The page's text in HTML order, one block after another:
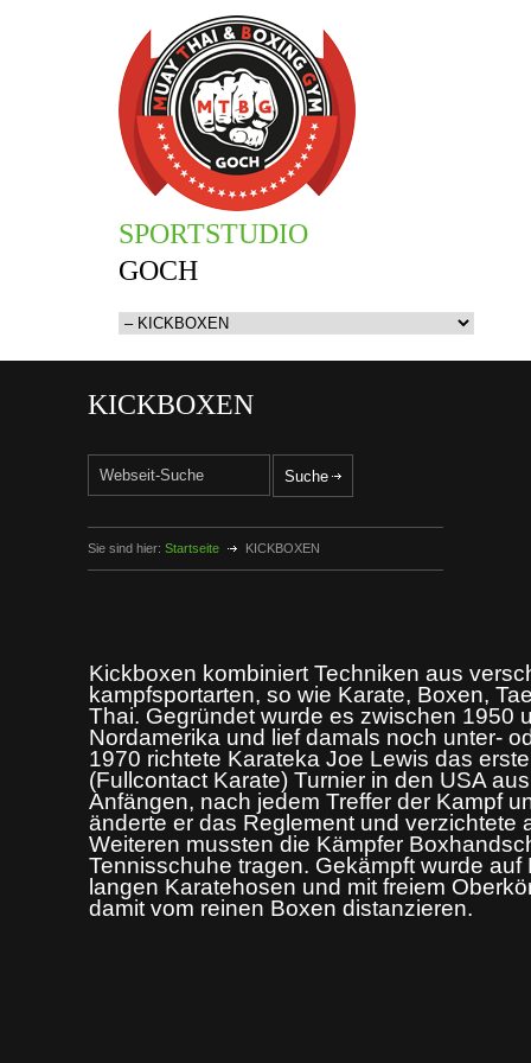
SPORTSTUDIO
GOCH
KICKBOXEN
Sie sind hier: Startseite KICKBOXEN
Kickboxen kombiniert Techniken aus
kampfsportarten, so wie Karate, Boxen,
Thai. Gegründet wurde es zwischen 1950
Nordamerika und lief damals noch unter-
1970 richtete Karateka Joe Lewis das erste
(Fullcontact Karate) Turnier in den USA
Anfängen, nach jedem Treffer der Kampf
änderte er das Reglement und verzichtete
Weiteren mussten die Kämpfer
Tennisschuhe tragen. Gekämpft wurde auf
langen Karatehosen und mit freiem
damit vom reinen Boxen distanzieren.